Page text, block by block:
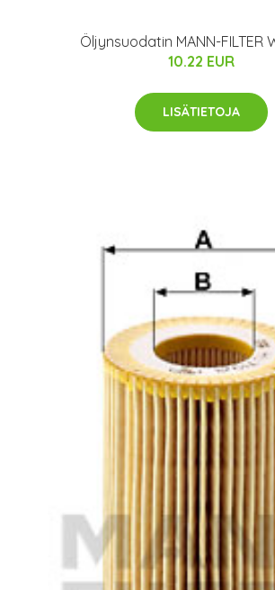
Öljynsuodatin MANN-FILTER
10.22 EUR
LISÄTIETOJA